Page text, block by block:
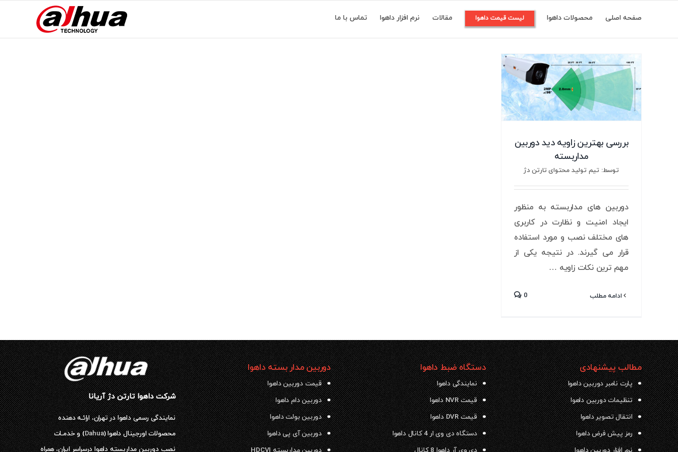
content
صفحه اصلی محصولات داهوا لیست قیمت داهوا مقالات نرم افزار داهوا تماس با ما
بررسی بهترین زاویه دید دوربین
مداربسته
توسط: تیم تولید محتوای تارتن دژ
دوربین های مداربسته به منظور
ایجاد امنیت و نظارت در کاربری
های مختلف نصب و مورد استفاده
قرار می گیرند. در نتیجه یکی از
مهم ترین نکات زاویه …
ادامه مطلب 0
مطالب پیشنهادی
پارت نامبر دوربین داهوا
تنظیمات دوربین داهوا
انتقال تصویر داهوا
رمز پیش فرض داهوا
نرم افزار دوربین داهوا
دستگاه ضبط داهوا
نمایندگی داهوا
قیمت NVR داهوا
قیمت DVR داهوا
دستگاه دی وی ار 4 کانال داهوا
دی وی آر داهوا 8 کانال
دوربین مدار بسته داهوا
قیمت دوربین داهوا
دوربین دام داهوا
دوربین بولت داهوا
دوربین آی پی داهوا
دوربین مداربسته HDCVI
شرکت داهوا تارتن دژ آریانا
نمایندگی رسمی داهوا در تهران، ارائـه دهنده
محصولات اورجینال داهوا (Dahua) و خدمـات
نصب دوربین مداربسته داهوا درسراسر ایران، همراه